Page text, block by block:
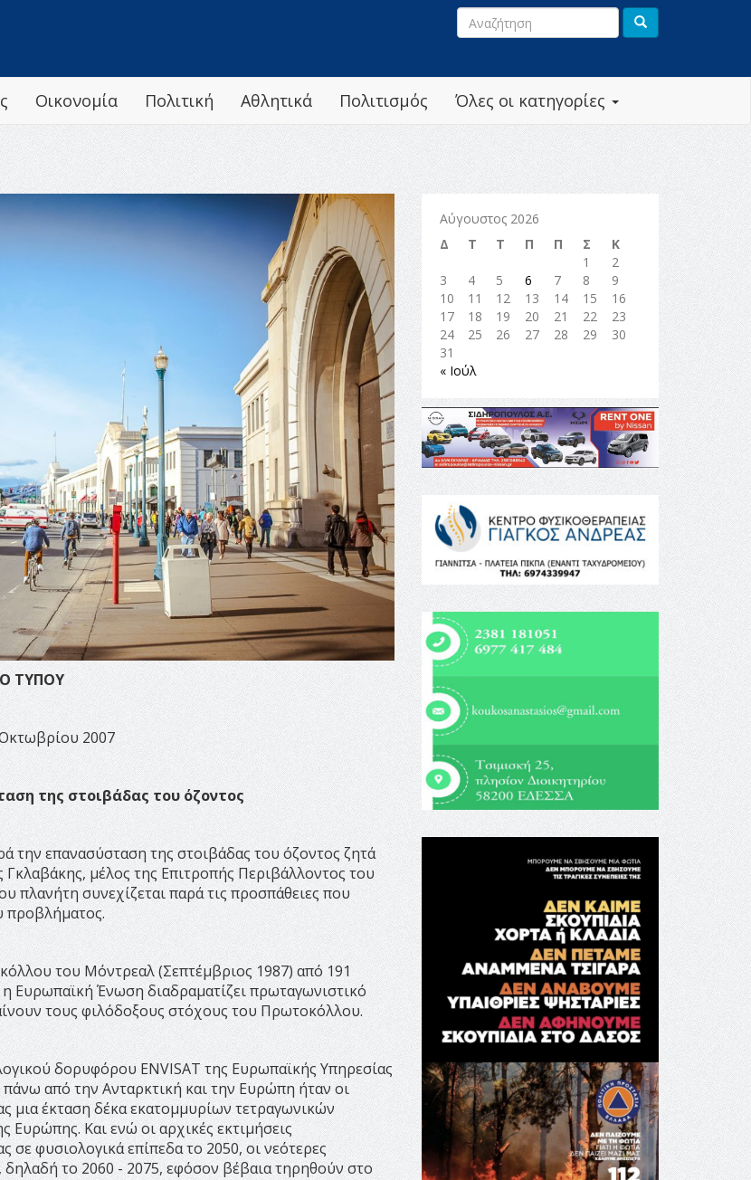
Όλες οι κατηγορίες
Οικονομία Πολιτική Αθλητικά Πολιτισμός
ΤΥΠΟΥ
2007
της στοιβάδας του όζοντος
την επανασύσταση της στοιβάδας του όζοντος ζητά
μέλος της Επιτροπής Περιβάλλοντος του
συνεχίζεται παρά τις προσπάθειες που
προβλήματος.
του Μόντρεαλ (Σεπτέμβριος 1987) από 191
Ευρωπαϊκή Ένωση διαδραματίζει πρωταγωνιστικό
τους φιλόδοξους στόχους του Πρωτοκόλλου.
δορυφόρου ENVISAT της Ευρωπαϊκής Υπηρεσίας
πάνω από την Ανταρκτική και την Ευρώπη ήταν οι
μια έκταση δέκα εκατομμυρίων τετραγωνικών
Ευρώπης. Και ενώ οι αρχικές εκτιμήσεις
φυσιολογικά επίπεδα το 2050, οι νεότερες
δηλαδή το 2060 - 2075, εφόσον βέβαια τηρηθούν στο
Αύγουστος 2026
Δ
Τ Τ Π Π Σ
Κ
1
2
3
4 5 6 7 8
9
10
11 12 13 14 15
16
17
18 19 20 21 22
23
24
25 26 27 28 29
30
31
« Ιούλ